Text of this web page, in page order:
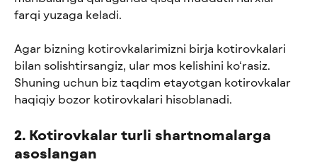
farqi yuzaga keladi.
Agar bizning kotirovkalarimizni birja kotirovkalari
bilan solishtirsangiz, ular mos kelishini ko‘rasiz.
Shuning uchun biz taqdim etayotgan kotirovkalar
haqiqiy bozor kotirovkalari hisoblanadi.
2. Kotirovkalar turli shartnomalarga
asoslangan